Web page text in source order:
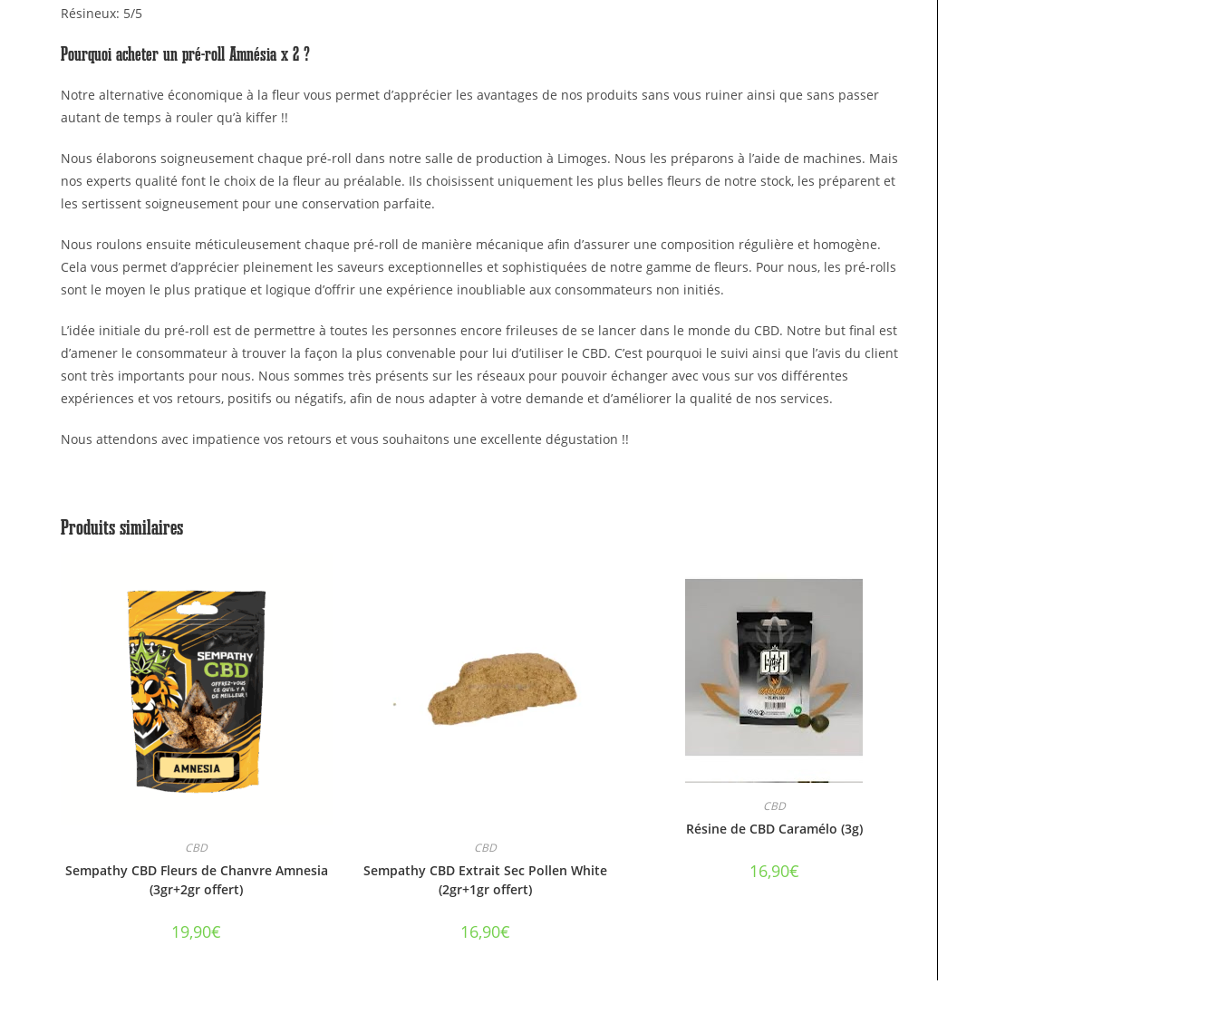
Résineux: 5/5
Pourquoi acheter un pré-roll Amnésia x 2 ?
Notre alternative économique à la fleur vous permet d’apprécier les avantages de nos produits sans vous ruiner ainsi que sans passer
autant de temps à rouler qu’à kiffer !!
Nous élaborons soigneusement chaque pré-roll dans notre salle de production à Limoges. Nous les préparons à l’aide de machines. Mais
nos experts qualité font le choix de la fleur au préalable. Ils choisissent uniquement les plus belles fleurs de notre stock, les préparent et
les sertissent soigneusement pour une conservation parfaite.
Nous roulons ensuite méticuleusement chaque pré-roll de manière mécanique afin d’assurer une composition régulière et homogène.
Cela vous permet d’apprécier pleinement les saveurs exceptionnelles et sophistiquées de notre gamme de fleurs. Pour nous, les pré-rolls
sont le moyen le plus pratique et logique d’offrir une expérience inoubliable aux consommateurs non initiés.
L’idée initiale du pré-roll est de permettre à toutes les personnes encore frileuses de se lancer dans le monde du CBD. Notre but final est
d’amener le consommateur à trouver la façon la plus convenable pour lui d’utiliser le CBD. C’est pourquoi le suivi ainsi que l’avis du client
sont très importants pour nous. Nous sommes très présents sur les réseaux pour pouvoir échanger avec vous sur vos différentes
expériences et vos retours, positifs ou négatifs, afin de nous adapter à votre demande et d’améliorer la qualité de nos services.
Nous attendons avec impatience vos retours et vous souhaitons une excellente dégustation !!
Produits similaires
CBD
Sempathy CBD Fleurs de Chanvre Amnesia
(3gr+2gr offert)
19,90€
CBD
Sempathy CBD Extrait Sec Pollen White
(2gr+1gr offert)
16,90€
CBD
Résine de CBD Caramélo (3g)
16,90€